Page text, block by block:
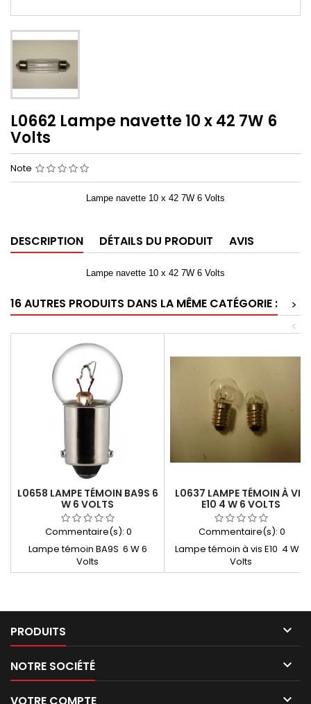
L0662 Lampe navette 10 x 42 7W 6
Volts
Note
Lampe navette 10 x 42 7W 6 Volts
DESCRIPTION DÉTAILS DU PRODUIT AVIS
Lampe navette 10 x 42 7W 6 Volts
16 AUTRES PRODUITS DANS LA MÊME CATÉGORIE :
>
<
L0658 LAMPE TÉMOIN BA9S 6
W 6 VOLTS
Commentaire(s): 0
Lampe témoin BA9S 6 W 6
Volts
L0637 LAMPE TÉMOIN À VIS
E10 4 W 6 VOLTS
Commentaire(s): 0
Lampe témoin à vis E10 4 W 6
Volts
PRODUITS 
NOTRE SOCIÉTÉ 
